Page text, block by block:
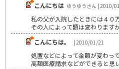
こんにちは ゆうゆうさん | 2010/
私の父が入院したときには４０
その人によって額は変わります
こんにちは。
| 2010/01/21
処置などによって金額が変わっ
高額医療請求などができると思